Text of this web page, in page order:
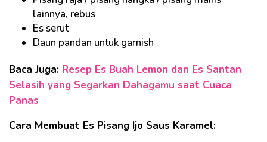
lainnya, rebus
Es serut
Daun pandan untuk garnish
Baca Juga: Resep Es Buah Lemon dan Es Santan
Selasih yang Segarkan Dahagamu saat Cuaca
Panas
Cara Membuat Es Pisang Ijo Saus Karamel: